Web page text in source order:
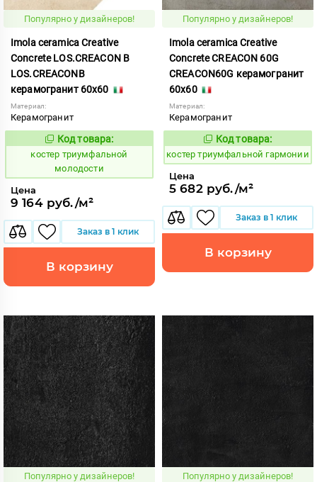
Популярно у дизайнеров!
Imola ceramica Creative
Concrete LOS.CREACON B
LOS.CREACONB
керамогранит 60x60
Материал:
Керамогранит
809929
Код товара:
костер триумфальной
молодости
Цена
9 164 руб./м²
Заказ в 1 клик
В корзину
Популярно у дизайнеров!
Imola ceramica Creative
Concrete CREACON 60G
CREACON60G керамогранит
60x60
Материал:
Керамогранит
809891
Код товара:
костер триумфальной гармонии
Цена
5 682 руб./м²
Заказ в 1 клик
В корзину
Популярно у дизайнеров! Популярно у дизайнеров!